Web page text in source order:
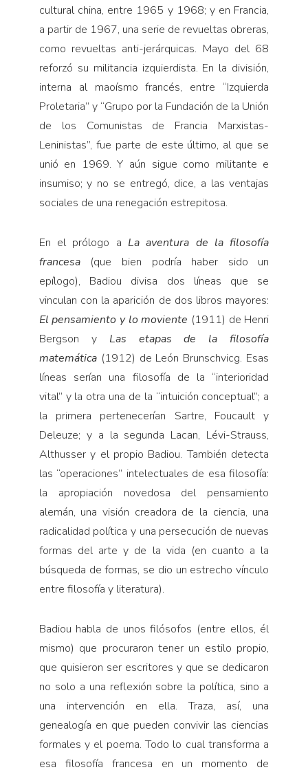
cultural china, entre 1965 y 1968; y en Francia,
a partir de 1967, una serie de revueltas obreras,
como revueltas anti-jerárquicas. Mayo del 68
reforzó su militancia izquierdista. En la división,
interna al maoísmo francés, entre “Izquierda
Proletaria” y “Grupo por la Fundación de la Unión
de los Comunistas de Francia Marxistas-
Leninistas”, fue parte de este último, al que se
unió en 1969. Y aún sigue como militante e
insumiso; y no se entregó, dice, a las ventajas
sociales de una renegación estrepitosa.
En el prólogo a La aventura de la filosofía
francesa(que bien podría haber sido un
epílogo), Badiou divisa dos líneas que se
vinculan con la aparición de dos libros mayores:
El pensamiento y lo moviente (1911) de Henri
Bergson y Las etapas de la filosofía
matemática(1912) de León Brunschvicg. Esas
líneas serían una filosofía de la “interioridad
vital” y la otra una de la “intuición conceptual”; a
la primera pertenecerían Sartre, Foucault y
Deleuze; y a la segunda Lacan, Lévi-Strauss,
Althusser y el propio Badiou. También detecta
las “operaciones” intelectuales de esa filosofía:
la apropiación novedosa del pensamiento
alemán, una visión creadora de la ciencia, una
radicalidad política y una persecución de nuevas
formas del arte y de la vida (en cuanto a la
búsqueda de formas, se dio un estrecho vínculo
entre filosofía y literatura).
Badiou habla de unos filósofos (entre ellos, él
mismo) que procuraron tener un estilo propio,
que quisieron ser escritores y que se dedicaron
no solo a una reflexión sobre la política, sino a
una intervención en ella. Traza, así, una
genealogía en que pueden convivir las ciencias
formales y el poema. Todo lo cual transforma a
esa filosofía francesa en un momento de